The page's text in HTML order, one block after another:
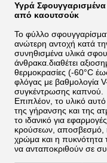
Υγρά Σφουγγαρισμένα
από καουτσούκ
Το φύλλο
ανώτερη αντοχή κατά
συνηθισμένα υλικά
άνθρακα.διαθέτει
θερμοκρασίες (-60°C
φλόγας με βαθμολογία
συγκέντρωσης καπνού.
Επιπλέον, το υλικό αυτό
της γήρανσης και της
το ιδανικό για
κρούσεων,
χρώμα και η
να ανταποκριθούν σε